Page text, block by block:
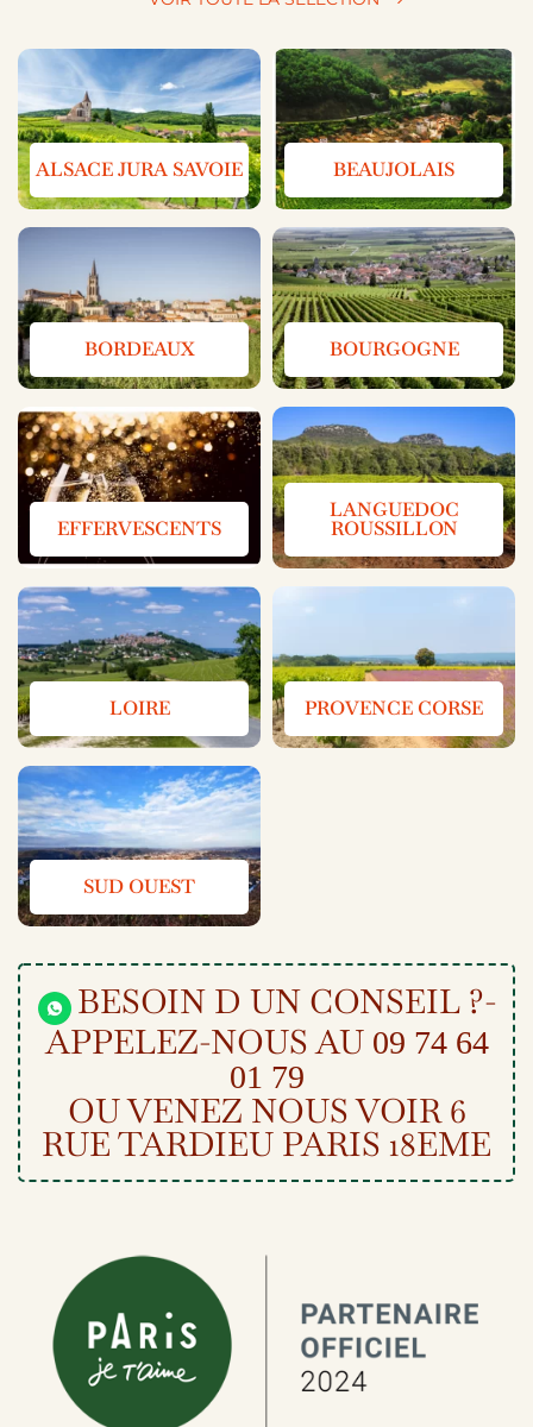
ALSACE JURA SAVOIE BEAUJOLAIS
BORDEAUX BOURGOGNE
EFFERVESCENTS
LANGUEDOC
ROUSSILLON
LOIRE PROVENCE CORSE
SUD OUEST
BESOIN D UN CONSEIL ?-
APPELEZ-NOUS AU 09 74 64
01 79
OU VENEZ NOUS VOIR 6
RUE TARDIEU PARIS 18EME